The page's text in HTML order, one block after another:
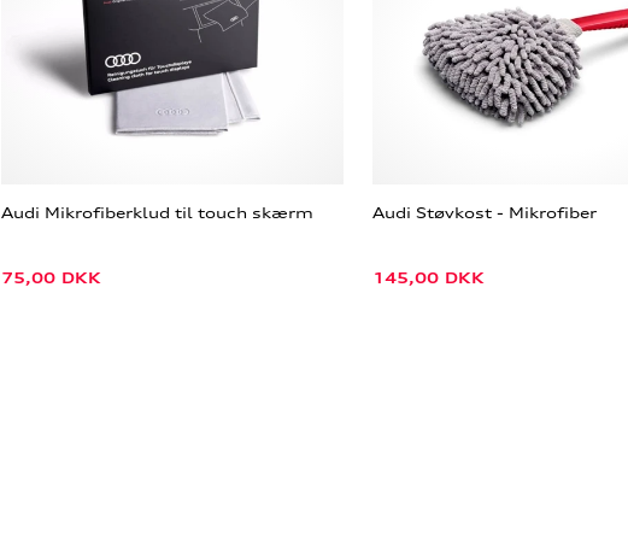
Audi Mikrofiberklud til touch skærm
75,00 DKK
Audi Støvkost - Mikrofiber
145,00 DKK